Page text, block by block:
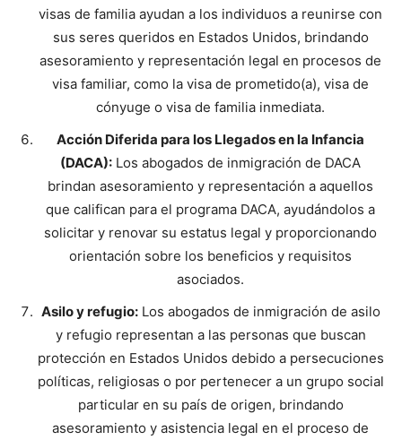
visas de familia ayudan a los individuos a reunirse con
sus seres queridos en Estados Unidos, brindando
asesoramiento y representación legal en procesos de
visa familiar, como la visa de prometido(a), visa de
cónyuge o visa de familia inmediata.
Acción Diferida para los Llegados en la Infancia
(DACA): Los abogados de inmigración de DACA
brindan asesoramiento y representación a aquellos
que califican para el programa DACA, ayudándolos a
solicitar y renovar su estatus legal y proporcionando
orientación sobre los beneficios y requisitos
asociados.
Asilo y refugio:Los abogados de inmigración de asilo
y refugio representan a las personas que buscan
protección en Estados Unidos debido a persecuciones
políticas, religiosas o por pertenecer a un grupo social
particular en su país de origen, brindando
asesoramiento y asistencia legal en el proceso de